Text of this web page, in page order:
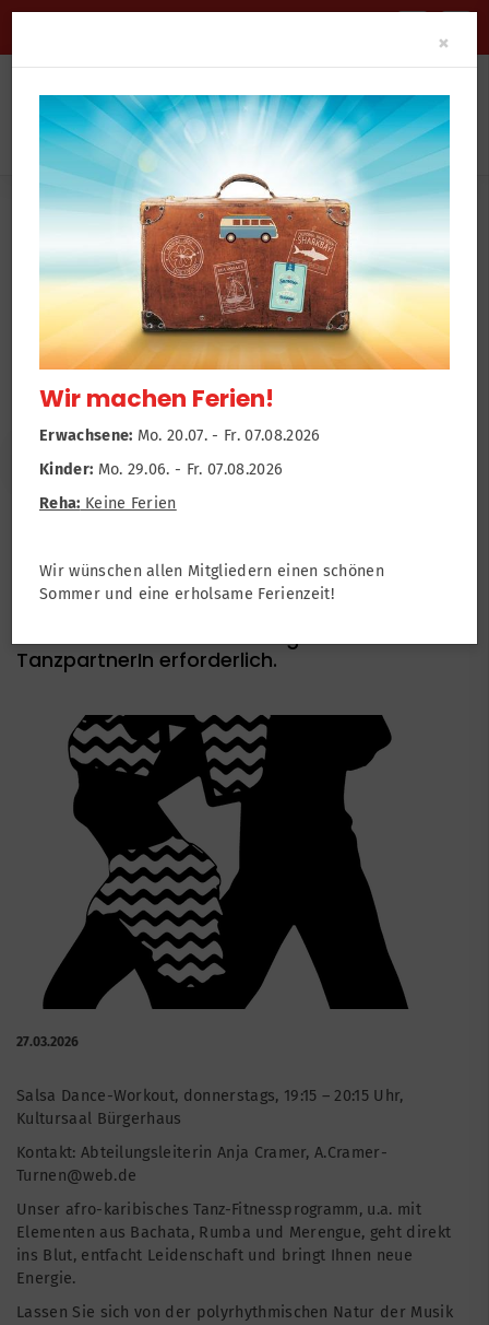
News Newsroom Salsa Dance-Workout mit Maurice
Salsa Dance-Workout mit Maurice
Es sind weder Tanzerfahrung noch
TanzpartnerIn erforderlich.
27.03.2026
Salsa Dance-Workout, donnerstags, 19:15 – 20:15 Uhr,
Kultursaal Bürgerhaus
Kontakt: Abteilungsleiterin Anja Cramer, A.Cramer-
Turnen@web.de
Unser afro-karibisches Tanz-Fitnessprogramm, u.a. mit
Elementen aus Bachata, Rumba und Merengue, geht direkt
ins Blut, entfacht Leidenschaft und bringt Ihnen neue
Energie.
Lassen Sie sich von der polyrhythmischen Natur der Musik
×
Wir machen Ferien!
Erwachsene: Mo. 20.07. - Fr. 07.08.2026
Kinder: Mo. 29.06. - Fr. 07.08.2026
Reha: Keine Ferien
Wir wünschen allen Mitgliedern einen schönen
Sommer und eine erholsame Ferienzeit!